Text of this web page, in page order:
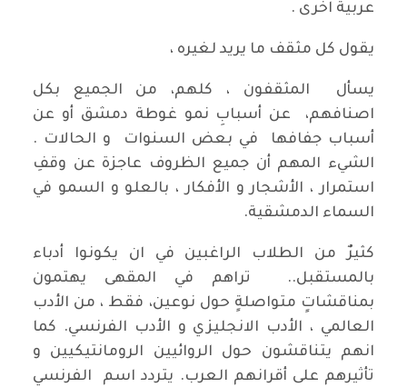
عربية اخرى .
يقول كل مثقف ما يريد لغيره ،
يسأل المثقفون ، كلهم، من الجميع بكل
اصنافهم، عن أسبابِ نمو غوطة دمشق أو عن
أسباب جفافها في بعض السنوات و الحالات .
الشيء المهم أن جميع الظروف عاجزة عن وقفِ
استمرار ، الأشجار و الأفكار ، بالعلو و السمو في
السماء الدمشقية.
كثيرٌ من الطلاب الراغبين في ان يكونوا أدباء
بالمستقبل.. تراهم في المقهى يهتمون
بمناقشاتٍ متواصلةٍ حول نوعين، فقط ، من الأدب
العالمي ، الأدب الانجليزي و الأدب الفرنسي. كما
انهم يتناقشون حول الروائيين الرومانتيكيين و
تأثيرهم على أقرانهم العرب. يتردد اسم الفرنسي